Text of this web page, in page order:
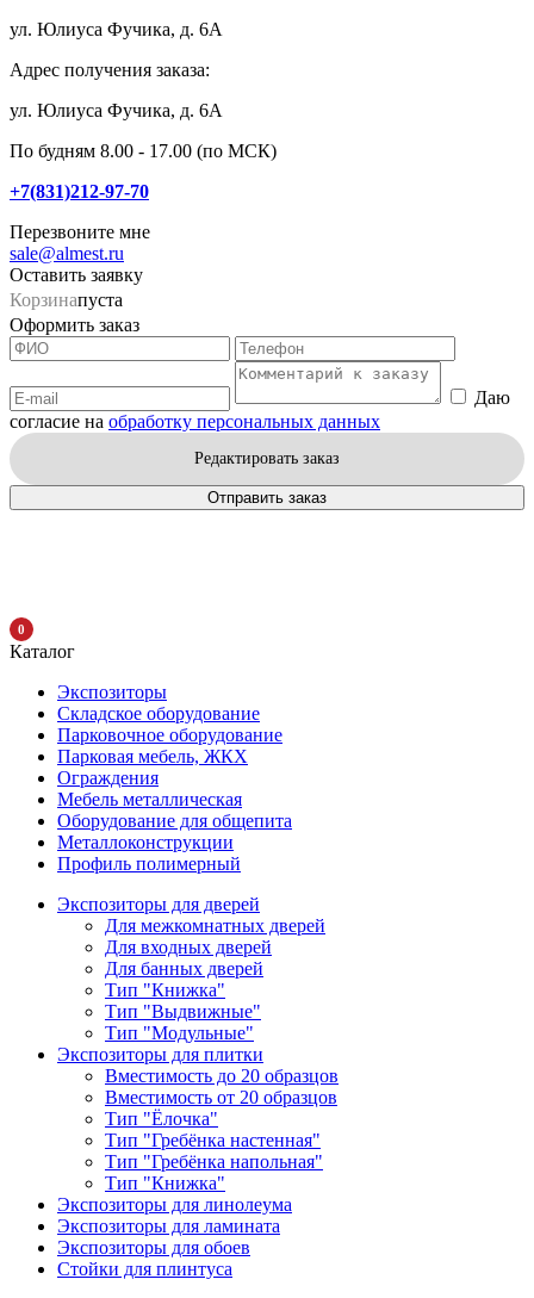
ул. Юлиуса Фучика, д. 6А
Адрес получения заказа:
ул. Юлиуса Фучика, д. 6А
По будням 8.00 - 17.00 (по МСК)
+7(831)212-97-70
Перезвоните мне
sale@almest.ru
Оставить заявку
Корзинапуста
Оформить заказ
Даю
согласие на обработку персональных данных
Редактировать заказ
Отправить заказ
0
Каталог
Экспозиторы
Складское оборудование
Парковочное оборудование
Парковая мебель, ЖКХ
Ограждения
Мебель металлическая
Оборудование для общепита
Металлоконструкции
Профиль полимерный
Экспозиторы для дверей
Для межкомнатных дверей
Для входных дверей
Для банных дверей
Тип "Книжка"
Тип "Выдвижные"
Тип "Модульные"
Экспозиторы для плитки
Вместимость до 20 образцов
Вместимость от 20 образцов
Тип "Ёлочка"
Тип "Гребёнка настенная"
Тип "Гребёнка напольная"
Тип "Книжка"
Экспозиторы для линолеума
Экспозиторы для ламината
Экспозиторы для обоев
Стойки для плинтуса